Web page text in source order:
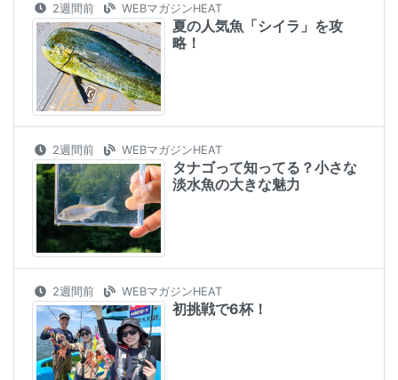
2週間前 WEBマガジンHEAT
夏の人気魚「シイラ」を攻
略！
2週間前 WEBマガジンHEAT
タナゴって知ってる？小さな
淡水魚の大きな魅力
2週間前 WEBマガジンHEAT
初挑戦で6杯！